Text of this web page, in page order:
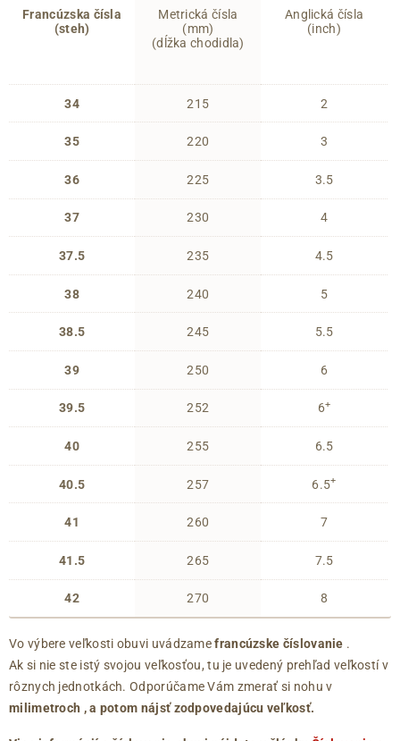
Francúzska čísla
(steh)
34
35
36
37
37.5
38
38.5
39
39.5
40
40.5
41
41.5
42
Metrická čísla
(mm)
(dĺžka chodidla)
215
220
225
230
235
240
245
250
252
255
257
260
265
270
Anglická čísla
(inch)
2
3
3.5
4
4.5
5
5.5
6
6+
6.5
6.5+
7
7.5
8
Vo výbere veľkosti obuvi uvádzamefrancúzske číslovanie .
Ak si nie ste istý svojou veľkosťou, tu je uvedený prehľad veľkostí v
rôznych jednotkách. Odporúčame Vám zmerať si nohu v
milimetroch , a potom nájsť zodpovedajúcu veľkosť.